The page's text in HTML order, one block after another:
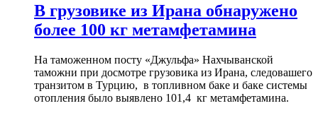
В грузовике из Ирана обнаружено
более 100 кг метамфетамина
На таможенном посту «Джульфа» Нахчыванской
таможни при досмотре грузовика из Ирана, следовашего
транзитом в Турцию, в топливном баке и баке системы
отопления было выявлено 101,4 кг метамфетамина.